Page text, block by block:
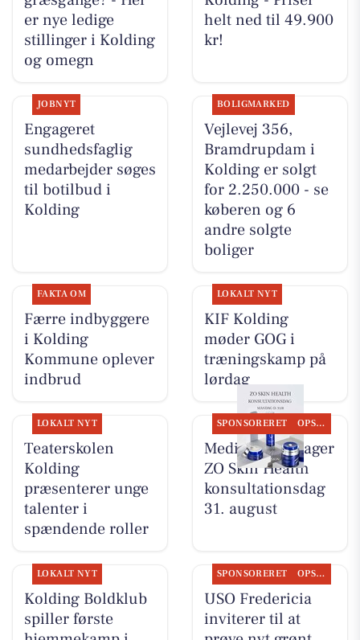
er nye ledige
stillinger i Kolding
og omegn
helt ned til 49.900
kr!
JOBNYT
Engageret
sundhedsfaglig
medarbejder søges
til botilbud i
Kolding
BOLIGMARKED
Vejlevej 356,
Bramdrupdam i
Kolding er solgt
for 2.250.000 - se
køberen og 6
andre solgte
boliger
FAKTA OM
Færre indbyggere
i Kolding
Kommune oplever
indbrud
LOKALT NYT
KIF Kolding
møder GOG i
træningskamp på
lørdag
LOKALT NYT
Teaterskolen
Kolding
præsenterer unge
talenter i
spændende roller
SPONSORERET OPSLAGSTAVLEN
MediSkin gentager
ZO Skin Health
konsultationsdag
31. august
LOKALT NYT
Kolding Boldklub
spiller første
SPONSORERET OPSLAGSTAVLEN
USO Fredericia
inviterer til at